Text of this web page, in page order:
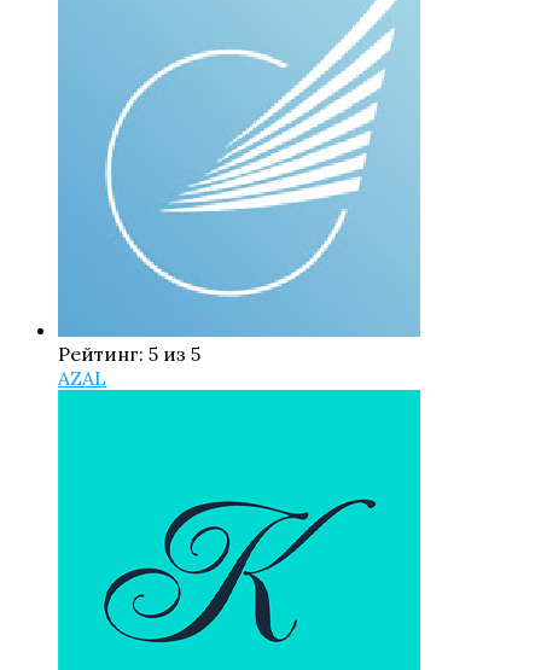
Рейтинг: 5 из 5
AZAL